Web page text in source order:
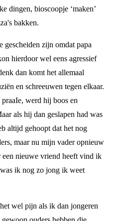
dingen, bioscoopje ‘maken’
bakken.
zijn omdat papa
hierdoor wel eens agressief
dan komt het allemaal
en schreeuwen tegen elkaar.
werd hij boos en
als hij dan geslapen had was
altijd gehoopt dat het nog
maar nu mijn vader opnieuw
nieuwe vriend heeft vind ik
ik nog zo jong ik weet
wel pijn als ik dan jongeren